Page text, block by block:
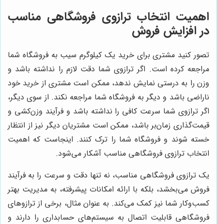
اهمیت انتخاب ترازوی فروشگاهی مناسب
در افزایش فروش
تصور کنید مشتری برای خرید یک کیلوگرم سیب به فروشگاه شما
مراجعه کرده است. اگر ترازوی شما دقت لازم را نداشته باشد و
وزن را به درستی نمایش ندهد، ممکن است مشتری از خرید خود
ناراضی باشد و دیگر به فروشگاه شما مراجعه نکند. از سوی دیگر،
اگر ترازوی شما سرعت کافی را نداشته باشد و فرآیند وزن‌کشی و
قیمت‌گذاری زمان‌بر باشد، ممکن است مشتریان دیگر نیز از انتظار
خسته شوند و فروشگاه شما را ترک کنند. اینجاست که اهمیت
انتخاب ترازوی فروشگاهی مناسب آشکار می‌شود.
یک ترازوی فروشگاهی مناسب، نه تنها دقت و سرعت را به فرآیند
فروش می‌بخشد، بلکه با ارائه امکانات پیشرفته، به مدیریت بهتر
کسب‌وکار شما نیز کمک می‌کند. به عنوان مثال، برخی از ترازوهای
فروشگاهی قابلیت اتصال به سیستم‌های حسابداری را دارند و